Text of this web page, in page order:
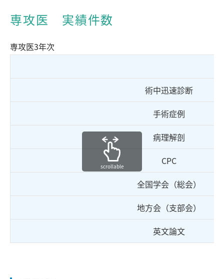
専攻医 実績件数
専攻医3年次
術中迅速診断
手術症例
病理解剖
CPC
全国学会（総会）
地方会（支部会）
英文論文
scrollable